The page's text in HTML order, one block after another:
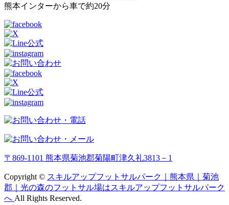
熊本インターから車で約20分
〒869-1101 熊本県菊池郡菊陽町津久礼3813－1
Copyright © スキルアップフットサルパーク｜熊本県｜菊池
郡｜光の森のフットサル場はスキルアップフットサルパーク
へ All Rights Reserved.